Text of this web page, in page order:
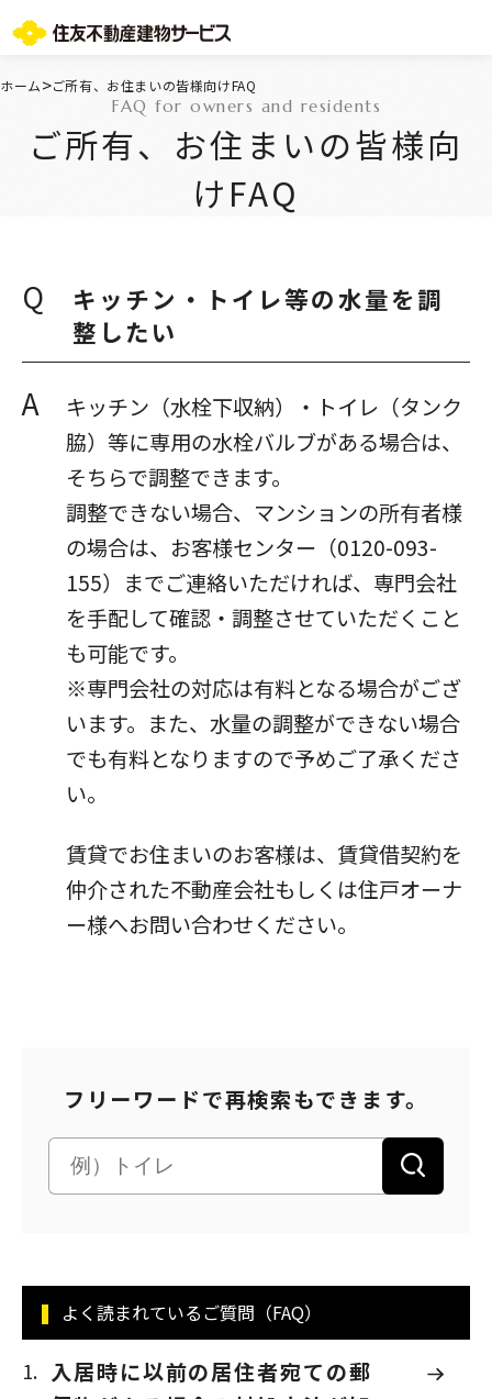
TOPページ
ご所有・お住まいの皆様
ST-マンション管理WEBサービス
よくあるご質問
お問い合わせ総合窓口
ニュースリリース/お知らせ一覧
サイトマップ
プライバシーポリシー
情報セキュリティ基本方針
一般事業主行動計画
パートナーシップ構築宣言
マルチステークホルダー方針
カスタマーハラスメントに対する基本方針
ホーム>ご所有、お住まいの皆様向けFAQ
FAQ for owners and residents
ご所有、お住まいの皆様向
けFAQ
Q
キッチン・トイレ等の水量を調
整したい
A
キッチン（水栓下収納）・トイレ（タンク
脇）等に専用の水栓バルブがある場合は、
そちらで調整できます。
調整できない場合、マンションの所有者様
の場合は、お客様センター（0120-093-
155）までご連絡いただければ、専門会社
を手配して確認・調整させていただくこと
も可能です。
※専門会社の対応は有料となる場合がござ
います。また、水量の調整ができない場合
でも有料となりますので予めご了承くださ
い。
賃貸でお住まいのお客様は、賃貸借契約を
仲介された不動産会社もしくは住戸オーナ
ー様へお問い合わせください。
フリーワードで再検索もできます。
よく読まれているご質問（FAQ）
入居時に以前の居住者宛ての郵